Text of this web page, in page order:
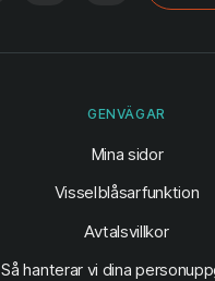
GENVÄGAR
Mina sidor
Visselblåsarfunktion
Avtalsvillkor
Så hanterar vi dina